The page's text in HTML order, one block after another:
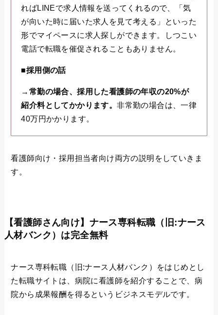
ればLINEで求人情報を送ってくれるので、「気
が向いた時に届いた求人を見て考える」といった
形でマイペースに求人探しができます。しつこい
電話で転職を催促されることもありません。
■採用側の話
→ 常勤の場合、採用した看護師の年収の20%が
紹介料としてかかります。非常勤の場合は、一律
40万円かかります。
看護師向け・採用担当者向け両方の説明をしていきま
す。
【看護師さん向け】ナース専科転職（旧:ナース
人材バンク）は完全無料
ナース専科転職（旧:ナース人材バンク）をはじめとし
た転職サイトは、病院に看護師を紹介することで、病
院から成果報酬を得るというビジネスモデルです。